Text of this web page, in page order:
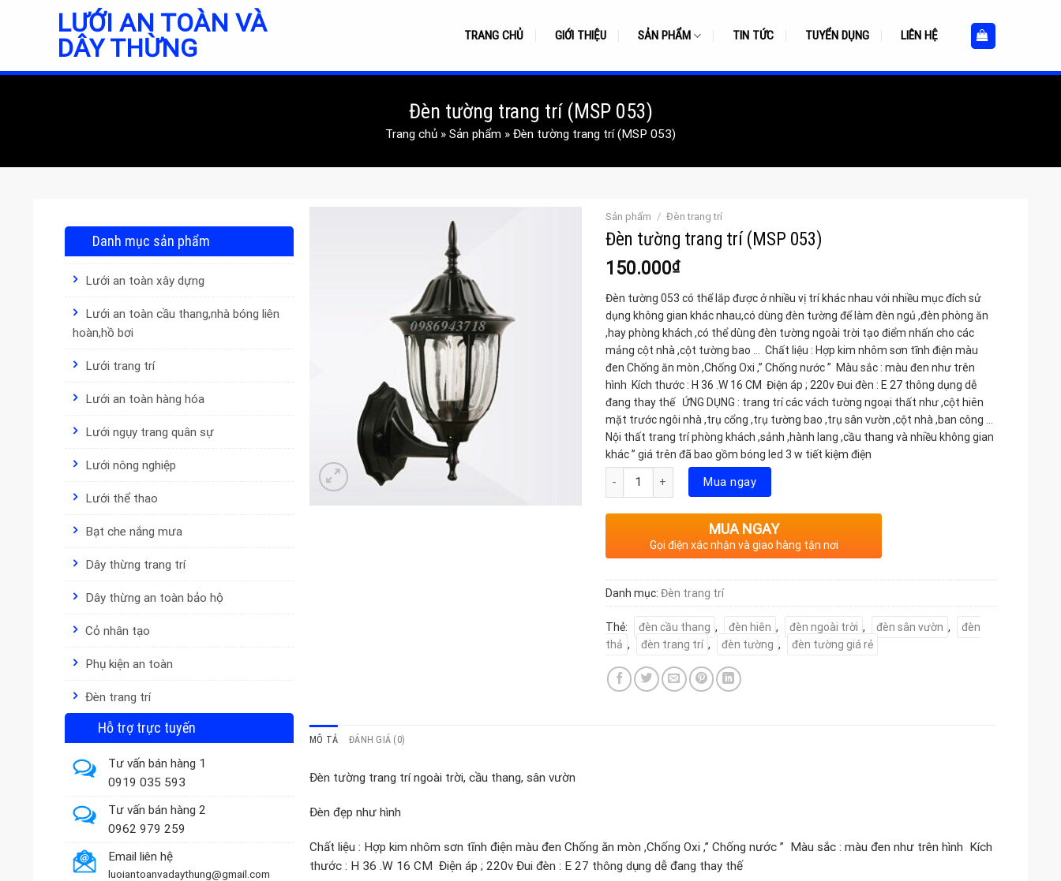
LƯỚI AN TOÀN VÀ
DÂY THỪNG
TRANG CHỦ GIỚI THIỆU SẢN PHẨM TIN TỨC TUYỂN DỤNG LIÊN HỆ
Đèn tường trang trí (MSP 053)
Trang chủ » Sản phẩm » Đèn tường trang trí (MSP 053)
Danh mục sản phẩm
Lưới an toàn xây dựng
Lưới an toàn cầu thang,nhà bóng liên
hoàn,hồ bơi
Lưới trang trí
Lưới an toàn hàng hóa
Lưới ngụy trang quân sự
Lưới nông nghiệp
Lưới thể thao
Bạt che nắng mưa
Dây thừng trang trí
Dây thừng an toàn bảo hộ
Cỏ nhân tạo
Phụ kiện an toàn
Đèn trang trí
Hỗ trợ trực tuyến
Tư vấn bán hàng 1
0919 035 593
Tư vấn bán hàng 2
0962 979 259
Email liên hệ
luoiantoanvadaythung@gmail.com
Sản phẩm / Đèn trang trí
Đèn tường trang trí (MSP 053)
150.000₫
Đèn tường 053 có thể lắp được ở nhiều vị trí khác nhau với nhiều mục đích sử
dụng không gian khác nhau,có dùng đèn tường để làm đèn ngủ ,đèn phòng ăn
,hay phòng khách ,có thể dùng đèn tường ngoài trời tạo điểm nhấn cho các
mảng cột nhà ,cột tường bao … Chất liệu : Hợp kim nhôm sơn tĩnh điện màu
đen Chống ăn mòn ,Chống Oxi ,” Chống nước ” Màu sắc : màu đen như trên
hình Kích thước : H 36 .W 16 CM Điện áp ; 220v Đui đèn : E 27 thông dụng dễ
đang thay thế ỨNG DỤNG : trang trí các vách tường ngoại thất như ,cột hiên
mặt trước ngôi nhà ,trụ cổng ,trụ tường bao ,trụ sân vườn ,cột nhà ,ban công …
Nội thất trang trí phòng khách ,sảnh ,hành lang ,cầu thang và nhiều không gian
khác ” giá trên đã bao gồm bóng led 3 w tiết kiệm điện
Số lượng
Mua ngay
MUA NGAY
Gọi điện xác nhận và giao hàng tận nơi
Danh mục: Đèn trang trí
Thẻ: đèn cầu thang , đèn hiên , đèn ngoài trời , đèn sân vườn ,
đèn
thả , đèn trang trí , đèn tường , đèn tường giá rẻ
MÔ TẢ ĐÁNH GIÁ (0)
Đèn tường trang trí ngoài trời, cầu thang, sân vườn
Đèn đẹp như hình
Chất liệu : Hợp kim nhôm sơn tĩnh điện màu đen Chống ăn mòn ,Chống Oxi ,” Chống nước ” Màu sắc : màu đen như trên hình Kích
thước : H 36 .W 16 CM Điện áp ; 220v Đui đèn : E 27 thông dụng dễ đang thay thế